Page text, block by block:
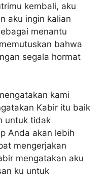
kembali, aku
aku ingin kalian
menantu
bahwa
segala hormat
kami
Kabir itu baik
untuk tidak
Anda akan lebih
mengerjakan
mengatakan aku
ku untuk